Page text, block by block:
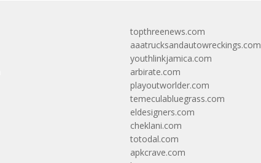
topthreenews.com
aaatrucksandautowreckings.com
youthlinkjamica.com
arbirate.com
playoutworlder.com
temeculabluegrass.com
eldesigners.com
cheklani.com
totodal.com
apkcrave.com